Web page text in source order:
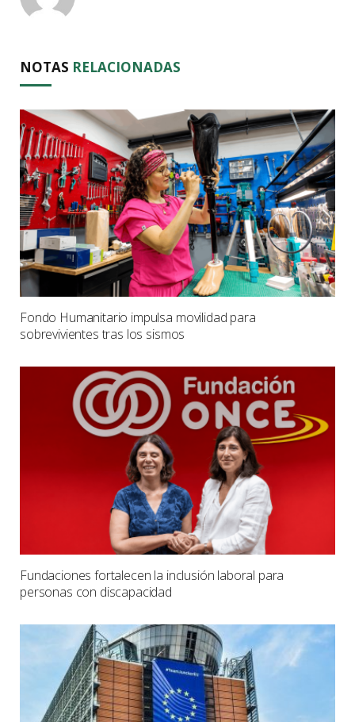
NOTAS RELACIONADAS
Fondo Humanitario impulsa movilidad para
sobrevivientes tras los sismos
Fundaciones fortalecen la inclusión laboral para
personas con discapacidad